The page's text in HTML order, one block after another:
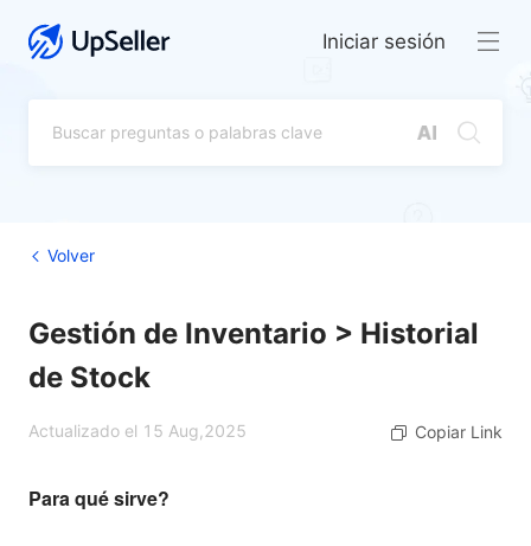
Iniciar sesión
Volver
Gestión de Inventario > Historial
de Stock
Actualizado el 15 Aug,2025 Copiar Link
Para qué sirve?